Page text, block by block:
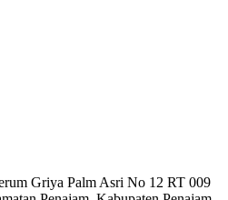
Griya Palm Asri No 12 RT 009